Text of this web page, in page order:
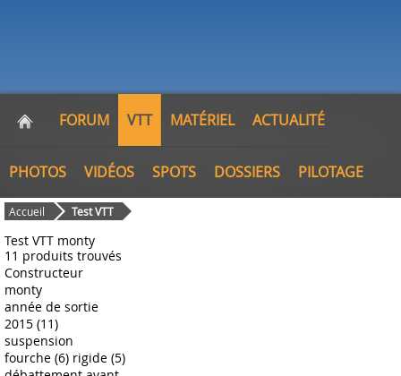
FORUM VTT MATÉRIEL ACTUALITÉ
PHOTOS VIDÉOS SPOTS DOSSIERS PILOTAGE
Accueil Test VTT
Test VTT monty
11 produits trouvés
Constructeur
monty
année de sortie
2015 (11)
suspension
fourche (6) rigide (5)